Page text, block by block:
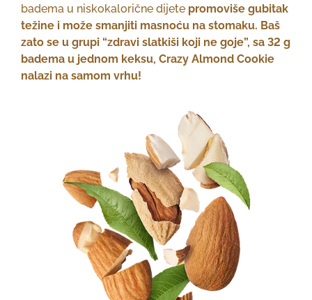
badema u niskokalorične dijete promoviše gubitak
težine i može smanjiti masnoću na stomaku. Baš
zato se u grupi “zdravi slatkiši koji ne goje”, sa 32 g
badema u jednom keksu, Crazy Almond Cookie
nalazi na samom vrhu!